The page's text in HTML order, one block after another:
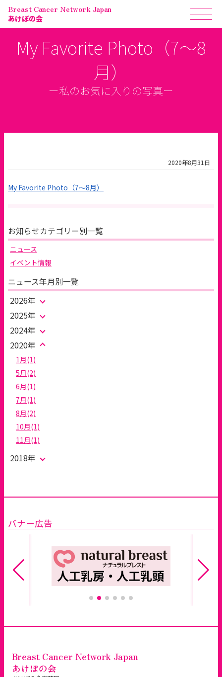
Breast Cancer Network Japan
あけぼの会
My Favorite Photo（7〜8
月）
ー私のお気に入りの写真ー
2020年8月31日
My Favorite Photo（7〜8月）
お知らせカテゴリー別一覧
ニュース
イベント情報
ニュース年月別一覧
2026年
2025年
2024年
2020年
1月(1)
5月(2)
6月(1)
7月(1)
8月(2)
10月(1)
11月(1)
2018年
バナー広告
Breast Cancer Network Japan
あけぼの会